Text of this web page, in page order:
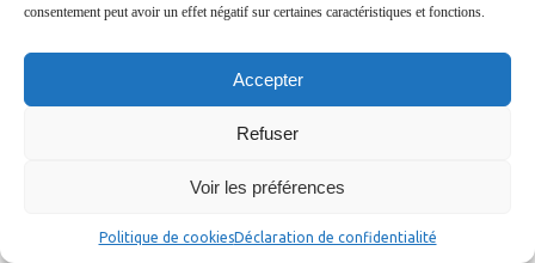
consentement peut avoir un effet négatif sur certaines caractéristiques et fonctions.
Accepter
Refuser
Voir les préférences
Politique de cookiesDéclaration de confidentialité